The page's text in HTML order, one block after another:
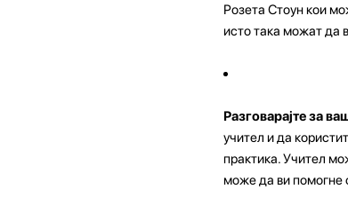
Розета Стоун кои
исто така можат да
Разговарајте за
учител и да
практика. Учител
може да ви помогне